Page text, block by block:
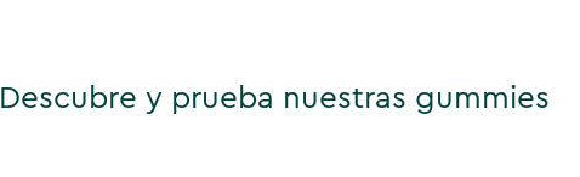
Descubre y prueba nuestras gummies